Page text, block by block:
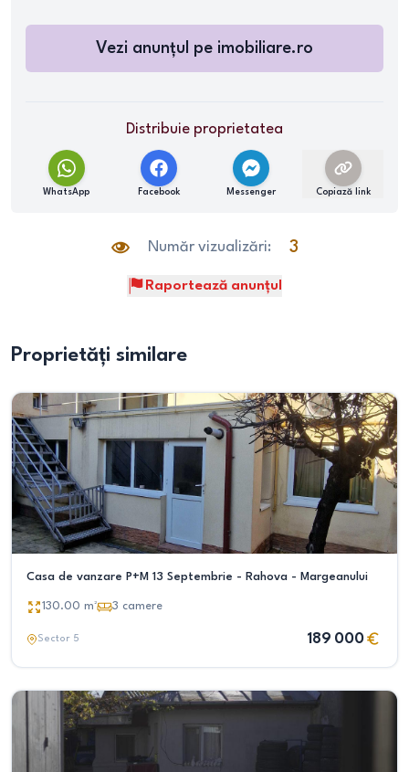
Vezi anunțul pe imobiliare.ro
Distribuie proprietatea
WhatsApp Facebook Messenger Copiază link
Număr vizualizări: 3
Raportează anunțul
Proprietăți similare
Casa de vanzare P+M 13 Septembrie - Rahova - Margeanului
130.00 m² 3 camere
Sector 5 189 000